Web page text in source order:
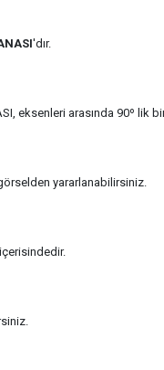
'dır.
arasında 90º lik bir
yararlanabilirsiniz.